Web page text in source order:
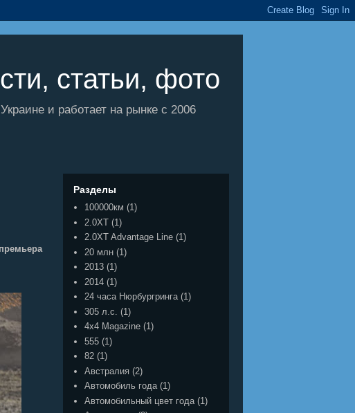
статьи, фото
и работает на рынке с 2006
Разделы
100000км (1)
2.0XT (1)
2.0XT Advantage Line (1)
20 млн (1)
2013 (1)
2014 (1)
24 часа Нюрбургринга (1)
305 л.с.
(1)
4x4 Magazine (1)
555 (1)
82 (1)
Австралия (2)
Автомобиль года (1)
Автомобильный цвет года (1)